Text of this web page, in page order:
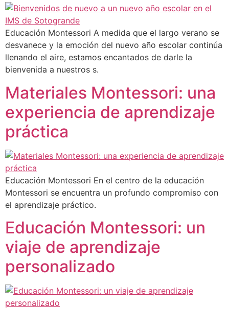
Educación Montessori A medida que el largo verano se
desvanece y la emoción del nuevo año escolar continúa
llenando el aire, estamos encantados de darle la
bienvenida a nuestros s.
Materiales Montessori: una
experiencia de aprendizaje
práctica
Educación Montessori En el centro de la educación
Montessori se encuentra un profundo compromiso con
el aprendizaje práctico.
Educación Montessori: un
viaje de aprendizaje
personalizado